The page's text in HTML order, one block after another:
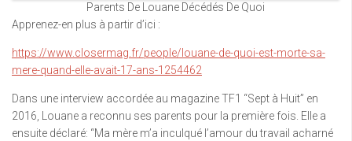
Parents De Louane Décédés De Quoi
Apprenez-en plus à partir d’ici :
https://www.closermag.fr/people/louane-de-quoi-est-morte-sa-
mere-quand-elle-avait-17-ans-1254462
Dans une interview accordée au magazine TF1 “Sept à Huit” en
2016, Louane a reconnu ses parents pour la première fois. Elle a
ensuite déclaré: “Ma mère m’a inculqué l’amour du travail acharné